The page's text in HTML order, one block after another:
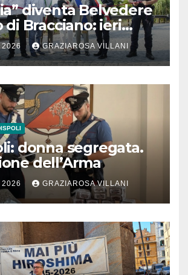
diventa Belvedere
di Bracciano: ieri
2026 GRAZIAROSA VILLANI
donna segregata.
dell’Arma
2026 GRAZIAROSA VILLANI